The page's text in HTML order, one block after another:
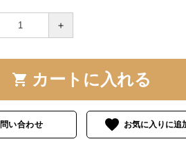
＋
shopping_cart カートに入れる
い合わせ favorite